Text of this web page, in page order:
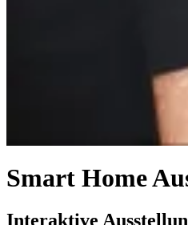
Smart Home
Interaktive